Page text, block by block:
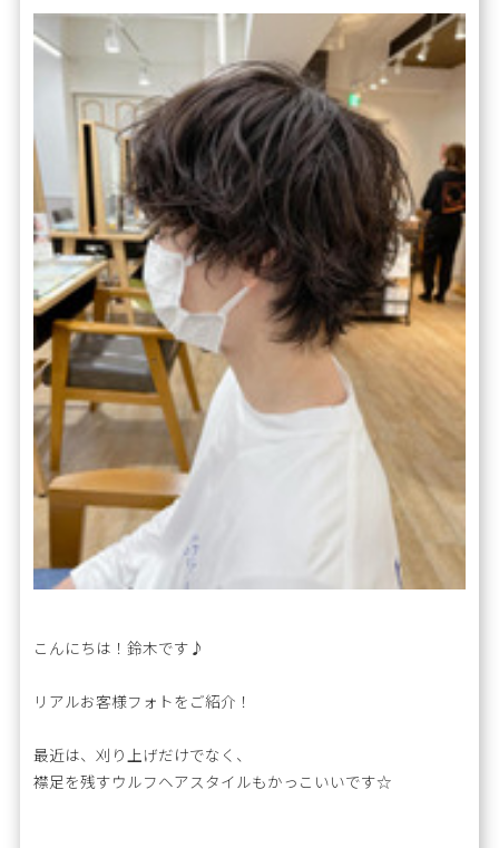
こんにちは！鈴木です♪
リアルお客様フォトをご紹介！
最近は、刈り上げだけでなく、
襟足を残すウルフヘアスタイルもかっこいいです☆